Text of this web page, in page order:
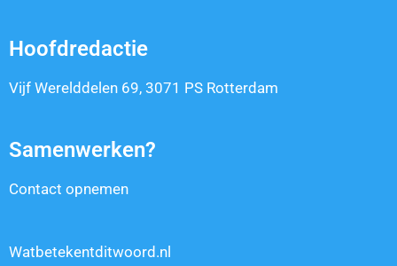
Hoofdredactie
Vijf Werelddelen 69, 3071 PS Rotterdam
Samenwerken?
Contact opnemen
Watbetekentditwoord.nl